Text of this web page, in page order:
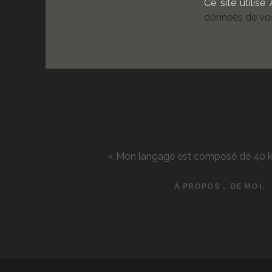
Ce site utilise
données de
« Mon langage est composé de 40
À PROPOS … DE MOI.